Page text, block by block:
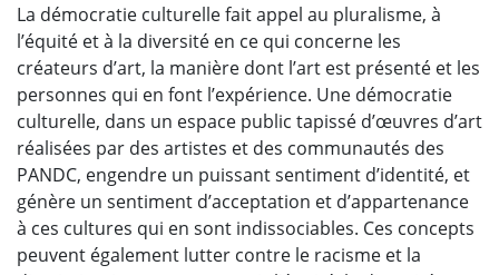
La démocratie culturelle fait appel au pluralisme, à
l’équité et à la diversité en ce qui concerne les
créateurs d’art, la manière dont l’art est présenté et les
personnes qui en font l’expérience. Une démocratie
culturelle, dans un espace public tapissé d’œuvres d’art
réalisées par des artistes et des communautés des
PANDC, engendre un puissant sentiment d’identité, et
génère un sentiment d’acceptation et d’appartenance
à ces cultures qui en sont indissociables. Ces concepts
peuvent également lutter contre le racisme et la